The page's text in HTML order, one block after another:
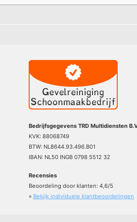
Bedrijfsgegevens TRD Multidiensten
KVK: 88068749
BTW: NL8644.93.496.B01
IBAN: NL50 INGB 0798 5512 32
Recensies
Beoordeling door klanten: 4,6/5
» Bekijk individuele klantbeoordelingen